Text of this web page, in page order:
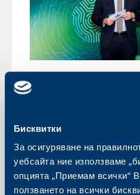
Бисквитки
За осигуряване на
уебсайта ние използваме
опцията „Приемам всички“
ползването на всички
сертификати за
завършване
На специална церемония